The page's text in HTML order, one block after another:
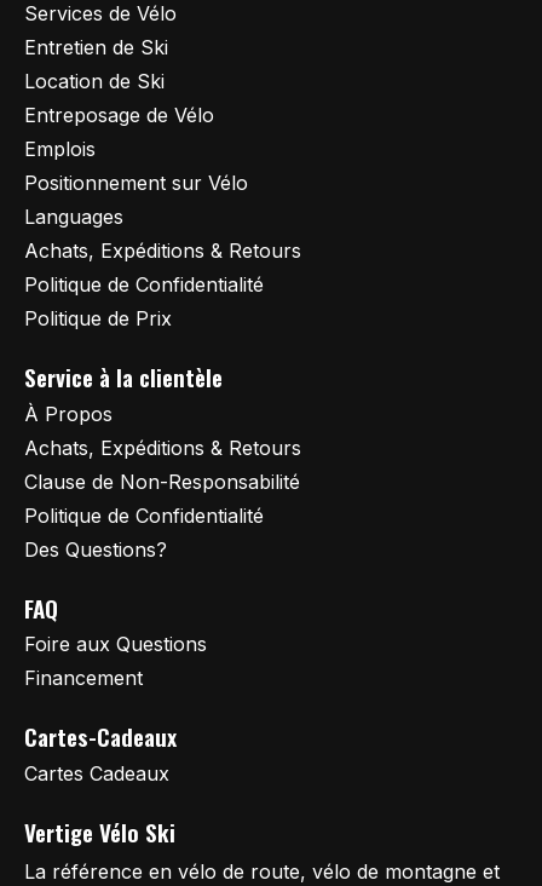
Services de Vélo
Entretien de Ski
Location de Ski
Entreposage de Vélo
Emplois
Positionnement sur Vélo
Languages
Achats, Expéditions & Retours
Politique de Confidentialité
Politique de Prix
Service à la clientèle
À Propos
Achats, Expéditions & Retours
Clause de Non-Responsabilité
Politique de Confidentialité
Des Questions?
FAQ
Foire aux Questions
Financement
Cartes-Cadeaux
Cartes Cadeaux
Vertige Vélo Ski
La référence en vélo de route, vélo de montagne et